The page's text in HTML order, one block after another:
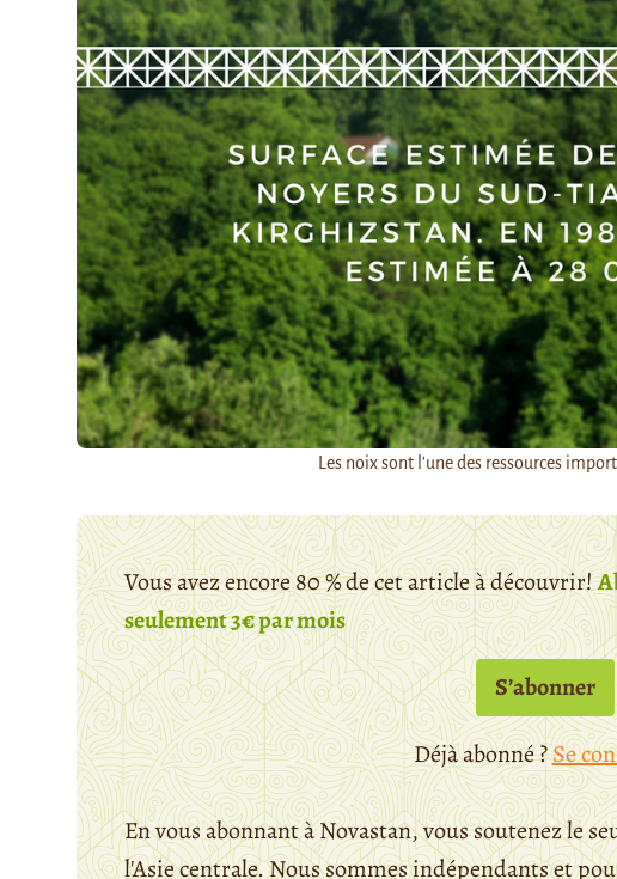
Les noix sont l'une des ressources
Vous avez encore 80 % de cet article à découvrir!
seulement 3€ par mois
S’abonner
Déjà abonné ?Se
En vous abonnant à Novastan, vous soutenez le
l'Asie centrale. Nous sommes indépendants et